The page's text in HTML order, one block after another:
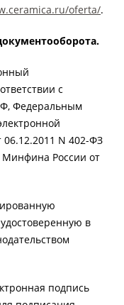
oferta/.
с
Федеральным
N 402-ФЗ
Минфина России от
в
подпись